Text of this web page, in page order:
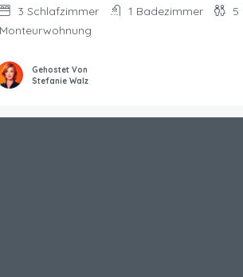
3 Schlafzimmer 1 Badezimmer 5
Monteurwohnung
Gehostet Von
Stefanie Walz